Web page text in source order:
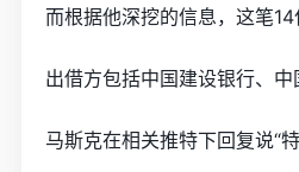
而根据他深挖的信息，这笔
出借方包括中国建设银行、中
马斯克在相关推特下回复说“